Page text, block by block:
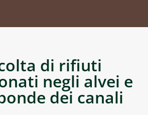
di rifiuti
negli alvei e
dei canali